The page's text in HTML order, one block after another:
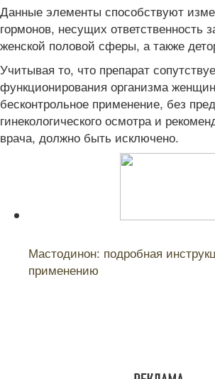
Данные элементы способствуют
гормонов, несущих ответственность
женской половой сферы, а также
Учитывая то, что препарат
функционирования организма
бесконтрольное применение, без
гинекологического осмотра и
врача, должно быть исключено.
Мастодинон: подробная
применению